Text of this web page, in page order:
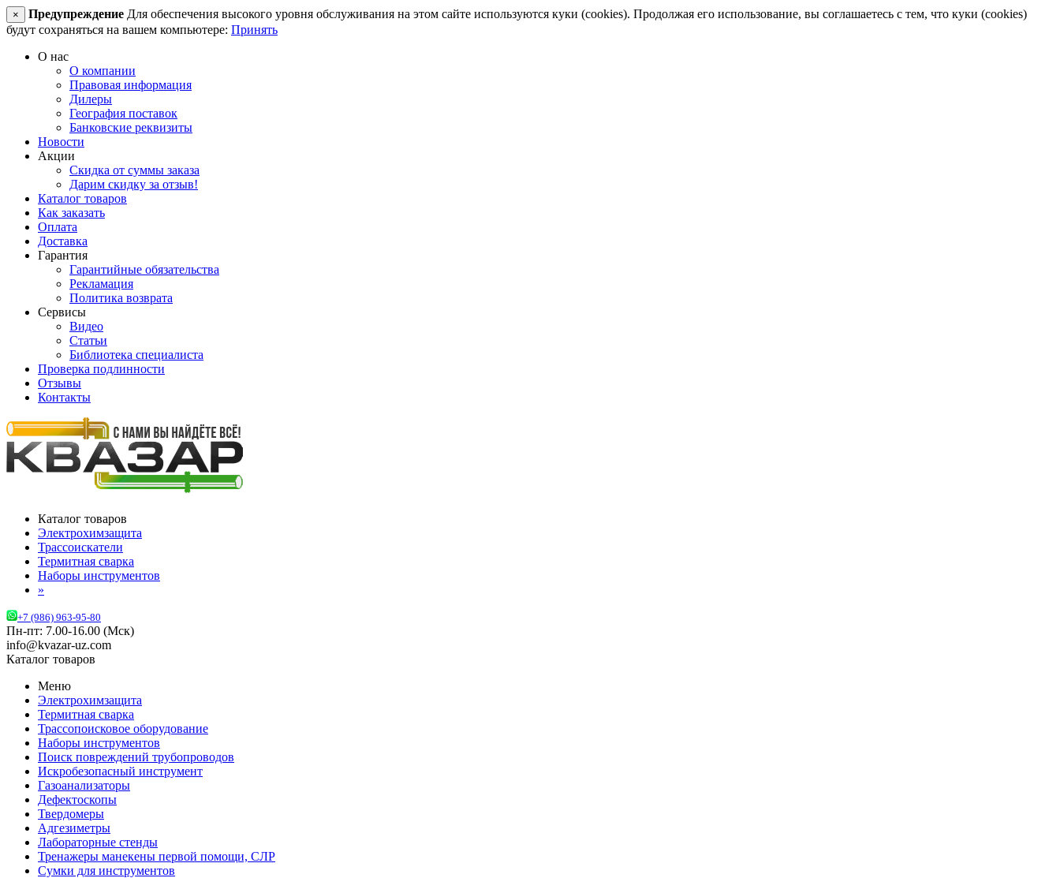
× Предупреждение Для обеспечения высокого уровня обслуживания на этом сайте используются куки (cookies). Продолжая его использование, вы соглашаетесь с тем, что куки (cookies)
будут сохраняться на вашем компьютере: Принять
О нас
О компании
Правовая информация
Дилеры
География поставок
Банковские реквизиты
Новости
Акции
Скидка от суммы заказа
Дарим скидку за отзыв!
Каталог товаров
Как заказать
Оплата
Доставка
Гарантия
Гарантийные обязательства
Рекламация
Политика возврата
Сервисы
Видео
Статьи
Библиотека специалиста
Проверка подлинности
Отзывы
Контакты
Каталог товаров
Электрохимзащита
Трассоискатели
Термитная сварка
Наборы инструментов
»
+7 (986) 963-95-80
Пн-пт: 7.00-16.00 (Мск)
info@kvazar-uz.com
Каталог товаров
Меню
Электрохимзащита
Термитная сварка
Трассопоисковое оборудование
Наборы инструментов
Поиск повреждений трубопроводов
Искробезопасный инструмент
Газоанализаторы
Дефектоскопы
Твердомеры
Адгезиметры
Лабораторные стенды
Тренажеры манекены первой помощи, СЛР
Сумки для инструментов